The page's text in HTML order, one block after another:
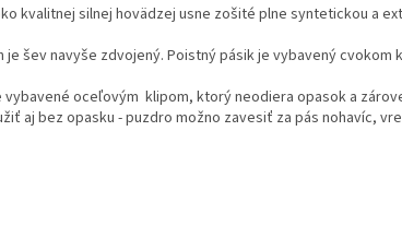
kvalitnej silnej hovädzej usne zošité plne syntetickou a
je šev navyše zdvojený. Poistný pásik je vybavený
oceľovým klipom, ktorý neodiera opasok a
aj bez opasku - puzdro možno zavesiť za pás nohavíc,